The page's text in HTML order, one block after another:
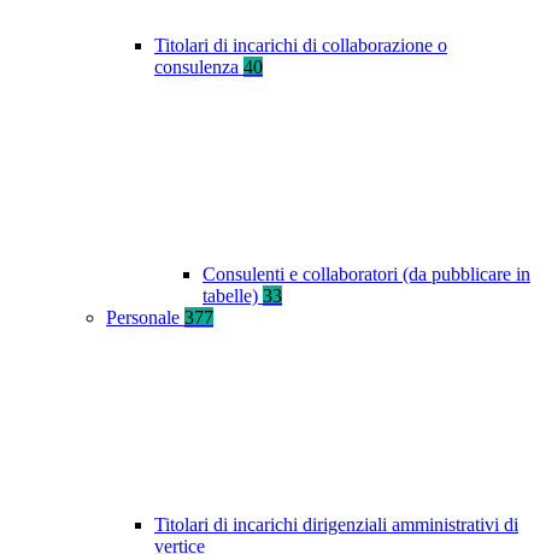
Titolari di incarichi di collaborazione o
consulenza 40
Consulenti e collaboratori (da pubblicare in
tabelle) 33
Personale 377
Titolari di incarichi dirigenziali amministrativi di
vertice